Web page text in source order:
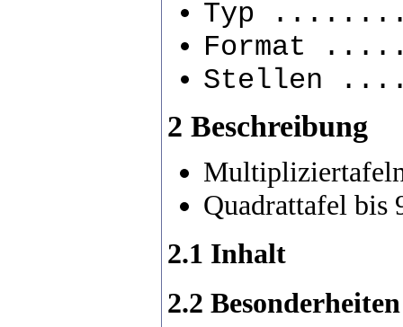
Typ
Format
Stellen
2 Beschreibung
Quadrattafel bis
2.1 Inhalt
2.2 Besonderheiten